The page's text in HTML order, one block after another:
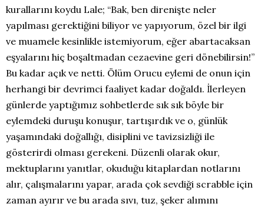
kurallarını koydu Lale; “Bak, ben direnişte neler
yapılması gerektiğini biliyor ve yapıyorum, özel bir ilgi
ve muamele kesinlikle istemiyorum, eğer abartacaksan
eşyalarını hiç boşaltmadan cezaevine geri dönebilirsin!”
Bu kadar açık ve netti. Ölüm Orucu eylemi de onun için
herhangi bir devrimci faaliyet kadar doğaldı. İlerleyen
günlerde yaptığımız sohbetlerde sık sık böyle bir
eylemdeki duruşu konuşur, tartışırdık ve o, günlük
yaşamındaki doğallığı, disiplini ve tavizsizliği ile
gösterirdi olması gerekeni. Düzenli olarak okur,
mektuplarını yanıtlar, okuduğu kitaplardan notlarını
alır, çalışmalarını yapar, arada çok sevdiği scrabble için
zaman ayırır ve bu arada sıvı, tuz, şeker alımını